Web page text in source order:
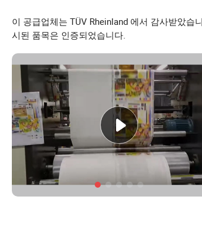
이 공급업체는 TÜV Rheinland 에서 감사받았습
시된 품목은 인증되었습니다.